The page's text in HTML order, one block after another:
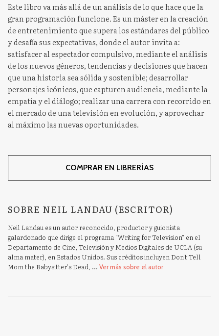
Este libro va más allá de un análisis de lo que hace que la
gran programación funcione. Es un máster en la creación
de entretenimiento que supera los estándares del público
y desafía sus expectativas, donde el autor invita a:
satisfacer al espectador compulsivo, mediante el análisis
de los nuevos géneros, tendencias y decisiones que hacen
que una historia sea sólida y sostenible; desarrollar
personajes icónicos, que capturen audiencia, mediante la
empatía y el diálogo; realizar una carrera con recorrido en
el mercado de una televisión en evolución, y aprovechar
al máximo las nuevas oportunidades.
COMPRAR EN LIBRERÍAS
SOBRE NEIL LANDAU (ESCRITOR)
Neil Landau es un autor reconocido, productor y guionista
galardonado que dirige el programa "Writing for Television" en el
Departamento de Cine, Televisión y Medios Digitales de UCLA (su
alma mater), en Estados Unidos. Sus créditos incluyen Don't Tell
Mom the Babysitter's Dead, ... Ver más sobre el autor